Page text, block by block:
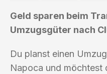
Geld sparen beim
Umzugsgüter nach
Du planst einen
Napoca und möchtest